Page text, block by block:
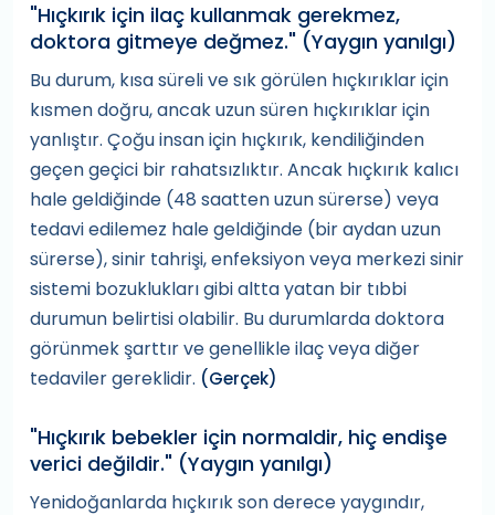
"Hıçkırık için ilaç kullanmak gerekmez,
doktora gitmeye değmez." (Yaygın yanılgı)
Bu durum, kısa süreli ve sık görülen hıçkırıklar için
kısmen doğru, ancak uzun süren hıçkırıklar için
yanlıştır. Çoğu insan için hıçkırık, kendiliğinden
geçen geçici bir rahatsızlıktır. Ancak hıçkırık kalıcı
hale geldiğinde (48 saatten uzun sürerse) veya
tedavi edilemez hale geldiğinde (bir aydan uzun
sürerse), sinir tahrişi, enfeksiyon veya merkezi sinir
sistemi bozuklukları gibi altta yatan bir tıbbi
durumun belirtisi olabilir. Bu durumlarda doktora
görünmek şarttır ve genellikle ilaç veya diğer
tedaviler gereklidir. (Gerçek)
"Hıçkırık bebekler için normaldir, hiç endişe
verici değildir." (Yaygın yanılgı)
Yenidoğanlarda hıçkırık son derece yaygındır,